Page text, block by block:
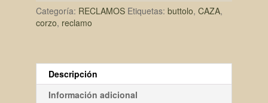
Categoría: RECLAMOS Etiquetas: buttolo, CAZA,
corzo, reclamo
Descripción
Información adicional